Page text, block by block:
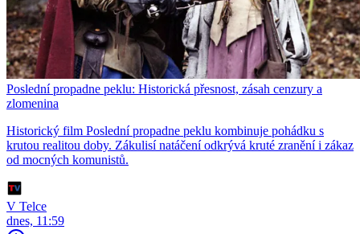
Poslední propadne peklu: Historická přesnost, zásah cenzury a
zlomenina
Historický film Poslední propadne peklu kombinuje pohádku s
krutou realitou doby. Zákulisí natáčení odkrývá kruté zranění i zákaz
od mocných komunistů.
V Telce
dnes, 11:59